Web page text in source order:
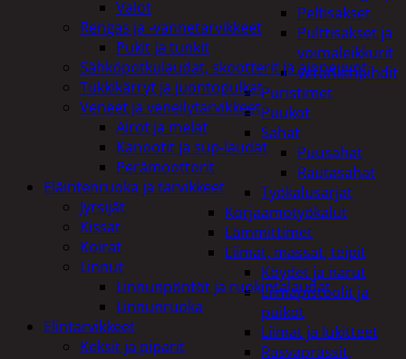
Peltisakset
Pulttisakset ja
voimaleikkurit
vetoniittipihdit
Puristimet
Puukot
Sahat
Puusahat
Rautasahat
Työkalusarjat
Korjaamotyökalut
Lämmittimet
Liimat, massat, teipit
Köydet ja narut
Liimapistoolit ja
puikot
Liimat ja lukitteet
Rasvaprässit,
Valot
Rengas ja -vannetarvikkeet
Pukit ja tunkit
Sähköpotkulaudat, skootterit ja ajoneuvot
Tukkikärryt ja juontopulkat
Veneet ja veneilytarvikkeet
Airot ja melat
Kanootit ja sup-laudat
Perämoottorit
Eläintenruoka ja tarvikkeet
Jyrsijät
Kissat
Koirat
Linnut
Linnunpöntöt ja ruokintalaudat
Linnunruoka
Elintarvikkeet
Keksit ja piparit